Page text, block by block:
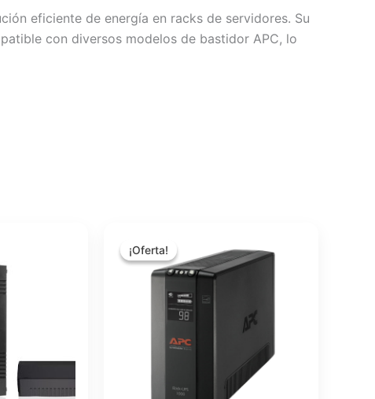
eficiente de energía en racks de servidores. Su
con diversos modelos de bastidor APC, lo
¡Oferta!
¡Oferta!
original
era:
actual
es: